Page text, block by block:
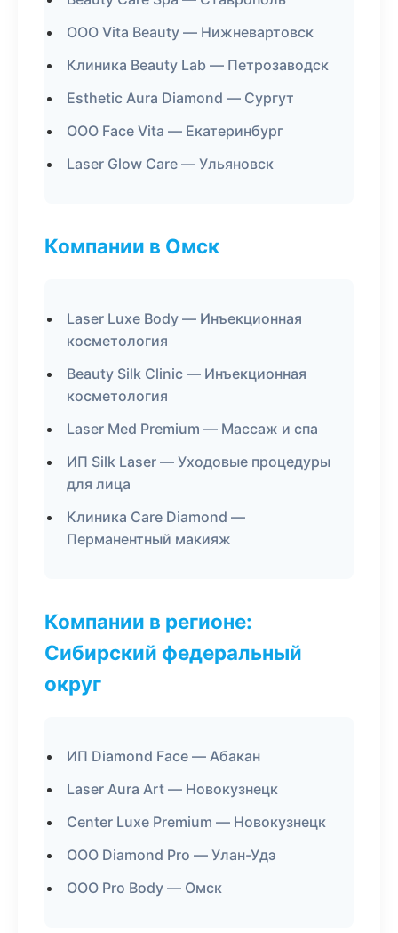
ООО Vita Beauty — Нижневартовск
Клиника Beauty Lab — Петрозаводск
Esthetic Aura Diamond — Сургут
ООО Face Vita — Екатеринбург
Laser Glow Care — Ульяновск
Компании в Омск
Laser Luxe Body — Инъекционная
косметология
Beauty Silk Clinic — Инъекционная
косметология
Laser Med Premium — Массаж и спа
ИП Silk Laser — Уходовые процедуры
для лица
Клиника Care Diamond —
Перманентный макияж
Компании в регионе:
Сибирский федеральный
округ
ИП Diamond Face — Абакан
Laser Aura Art — Новокузнецк
Center Luxe Premium — Новокузнецк
ООО Diamond Pro — Улан-Удэ
ООО Pro Body — Омск